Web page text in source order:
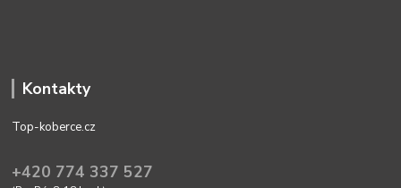
Kontakty
Top-koberce.cz
+420 774 337 527